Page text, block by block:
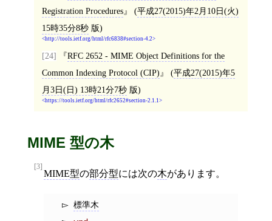
Registration Procedures
(平成27(2015)年2月10日(火)
15時35分8秒版)
http://tools.ietf.org/html/rfc6838#section-4.2
[24]
RFC 2652 - MIME Object Definitions for the
Common Indexing Protocol (CIP)
(平成27(2015)年5
月3日(日) 13時21分7秒版)
https://tools.ietf.org/html/rfc2652#section-2.1.1
MIME 型の木
[3]
MIME型の部分型には次の木があります。
標準木